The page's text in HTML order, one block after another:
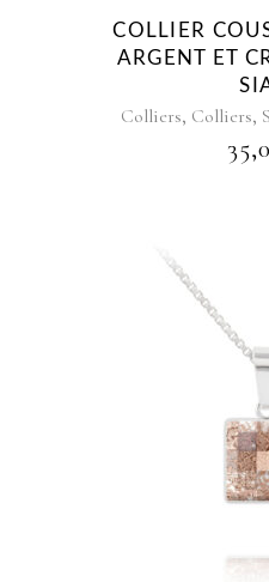
COLLIER
ARGENT ET
Colliers, Colliers,